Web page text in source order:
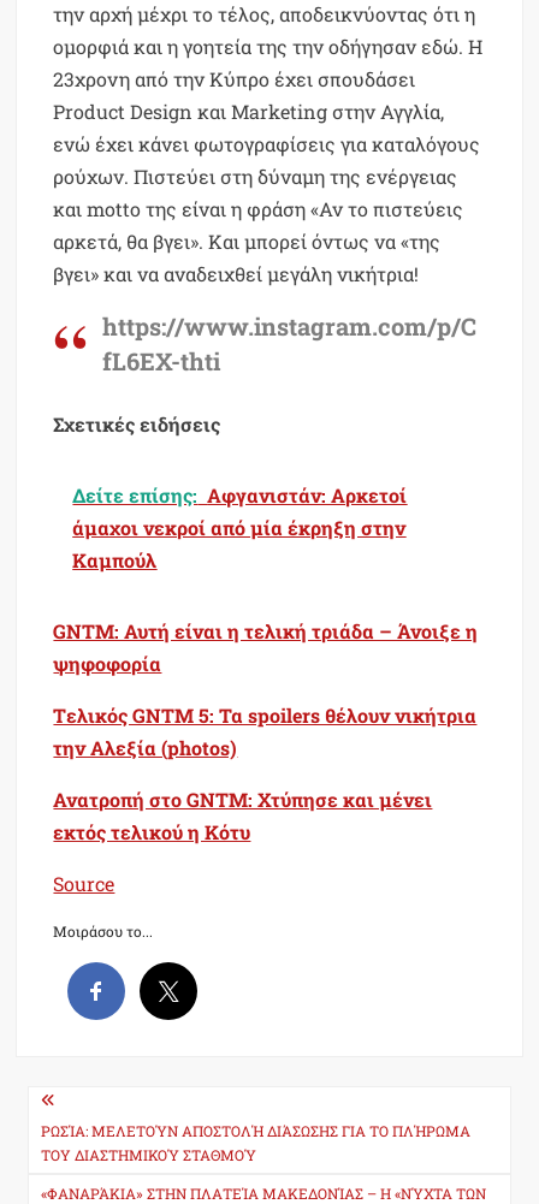
την αρχή μέχρι το τέλος, αποδεικνύοντας ότι η
ομορφιά και η γοητεία της την οδήγησαν εδώ. Η
23χρονη από την Κύπρο έχει σπουδάσει
Product Design και Marketing στην Αγγλία,
ενώ έχει κάνει φωτογραφίσεις για καταλόγους
ρούχων. Πιστεύει στη δύναμη της ενέργειας
και motto της είναι η φράση «Αν το πιστεύεις
αρκετά, θα βγει». Και μπορεί όντως να «της
βγει» και να αναδειχθεί μεγάλη νικήτρια!
https://www.instagram.com/p/C
fL6EX-thti
Σχετικές ειδήσεις
Δείτε επίσης: Αφγανιστάν: Αρκετοί
άμαχοι νεκροί από μία έκρηξη στην
Καμπούλ
GNTM: Αυτή είναι η τελική τριάδα – Άνοιξε η
ψηφοφορία
Tελικός GNTM 5: Τα spoilers θέλουν νικήτρια
την Αλεξία (photos)
Ανατροπή στο GNTM: Χτύπησε και μένει
εκτός τελικού η Κότυ
Source
Μοιράσου το...
Post
navigation
ΡΩΣΊΑ: MΕΛΕΤΟΎΝ ΑΠΟΣΤΟΛΉ ΔΙΆΣΩΣΗΣ ΓΙΑ ΤΟ ΠΛΉΡΩΜΑ
ΤΟΥ ΔΙΑΣΤΗΜΙΚΟΎ ΣΤΑΘΜΟΎ
«ΦΑΝΑΡΆΚΙΑ» ΣΤΗΝ ΠΛΑΤΕΊΑ ΜΑΚΕΔΟΝΊΑΣ – Η «ΝΎΧΤΑ ΤΩΝ